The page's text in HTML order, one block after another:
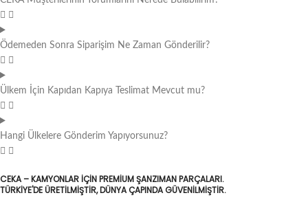
Ödemeden Sonra Siparişim Ne Zaman Gönderilir?
Ülkem İçin Kapıdan Kapıya Teslimat Mevcut mu?
Hangi Ülkelere Gönderim Yapıyorsunuz?
CEKA – KAMYONLAR IÇIN PREMIUM ŞANZIMAN PARÇALARI.
TÜRKIYE'DE ÜRETILMIŞTIR, DÜNYA ÇAPINDA GÜVENILMIŞTIR.